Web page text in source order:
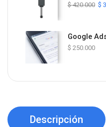
$420.000 $
Google
$ 250.000
Descripción